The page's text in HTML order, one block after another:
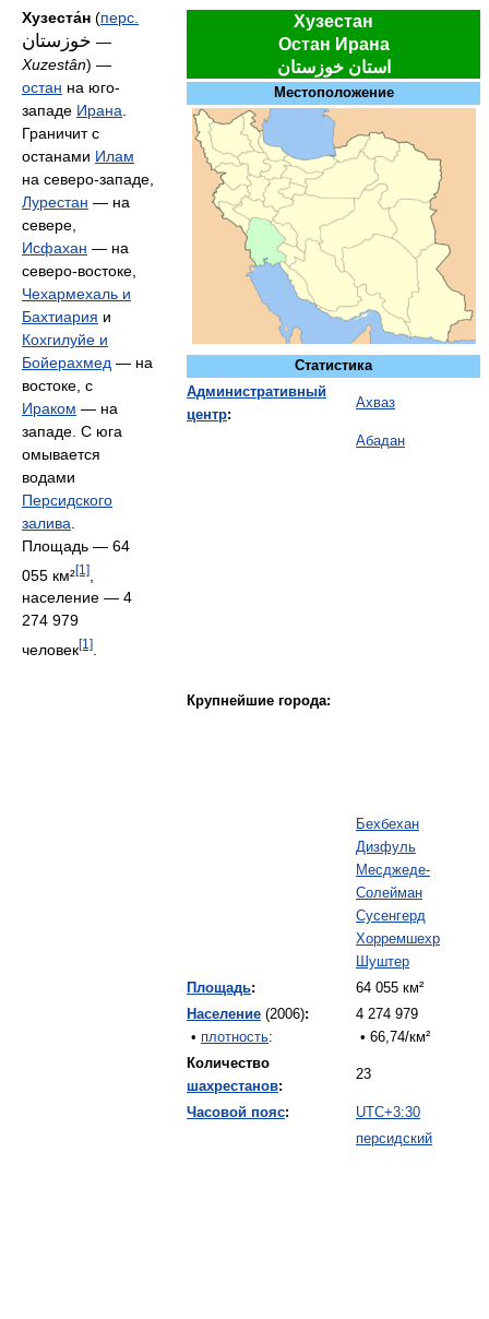
Хузестан
Остан Ирана
استان خوزستان
Местоположение
Статистика
Административный
центр:
Ахваз
Крупнейшие города:
Абадан
Бехбехан
Дизфуль
Месджеде-
Солейман
Сусенгерд
Хорремшехр
Шуштер
Площадь:
64 055 км²
Население (2006):
• плотность:
4 274 979
• 66,74/км²
Количество
шахрестанов:
23
Часовой пояс: UTC+3:30
персидский
Хузеста́н (перс.
خوزستان ‎ —
Xuzestân) —
остан на юго-
западе Ирана
Граничит с
останами Илам
на северо-западе,
Лурестан — на
севере,
Исфахан — на
северо-востоке,
Чехармехаль и
Бахтиария и
Кохгилуйе и
Бойерахмед — на
востоке, с
Ираком — на
западе. С юга
омывается
водами
Персидского
залива
Площадь — 64
055 км²[1]
население — 4
274 979
человек[1]